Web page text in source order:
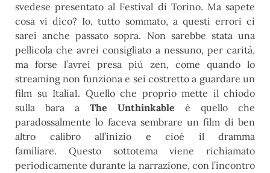
svedese presentato al Festival di Torino. Ma sapete
cosa vi dico? Io, tutto sommato, a questi errori ci
sarei anche passato sopra. Non sarebbe stata una
pellicola che avrei consigliato a nessuno, per carità,
ma forse l’avrei presa più zen, come quando lo
streaming non funziona e sei costretto a guardare un
film su Italia1. Quello che proprio mette il chiodo
sulla bara a The Unthinkable è quello che
paradossalmente lo faceva sembrare un film di ben
altro calibro all’inizio e cioè il dramma
familiare. Questo sottotema viene richiamato
periodicamente durante la narrazione, con l’incontro